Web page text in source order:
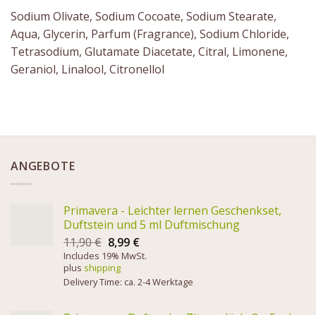
Sodium Olivate, Sodium Cocoate, Sodium Stearate,
Aqua, Glycerin, Parfum (Fragrance), Sodium Chloride,
Tetrasodium, Glutamate Diacetate, Citral, Limonene,
Geraniol, Linalool, Citronellol
ANGEBOTE
Primavera - Leichter lernen Geschenkset,
Duftstein und 5 ml Duftmischung
11,90€ 8,99 €
Includes 19% MwSt.
plus shipping
Delivery Time: ca. 2-4 Werktage